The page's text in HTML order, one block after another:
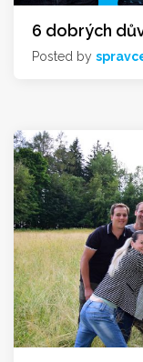
6 dobrých
Posted by